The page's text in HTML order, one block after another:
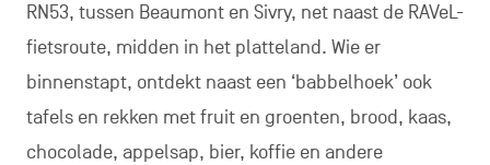
RN53, tussen Beaumont en Sivry, net naast de RAVeL-
fietsroute, midden in het platteland. Wie er
binnenstapt, ontdekt naast een ‘babbelhoek’ ook
tafels en rekken met fruit en groenten, brood, kaas,
chocolade, appelsap, bier, koffie en andere